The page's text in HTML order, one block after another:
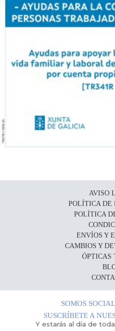
AVISO
POLÍTICA DE
POLÍTICA
ENVÍOS Y
CAMBIOS Y
ÓPTICAS
SOMOS
SUSCRÍBETE A
Y estarás al día de